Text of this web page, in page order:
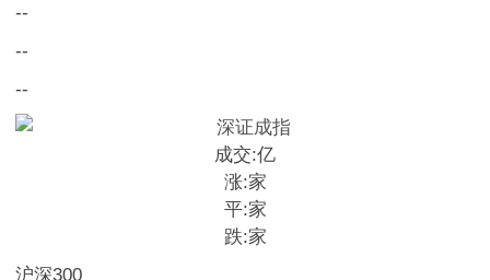
--
--
--
成交:亿
涨:家
平:家
跌:家
沪深300